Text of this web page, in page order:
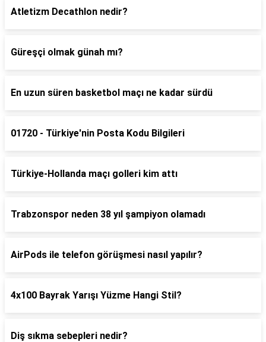
Atletizm Decathlon nedir?
Güreşçi olmak günah mı?
En uzun süren basketbol maçı ne kadar sürdü
01720 - Türkiye'nin Posta Kodu Bilgileri
Türkiye-Hollanda maçı golleri kim attı
Trabzonspor neden 38 yıl şampiyon olamadı
AirPods ile telefon görüşmesi nasıl yapılır?
4x100 Bayrak Yarışı Yüzme Hangi Stil?
Diş sıkma sebepleri nedir?